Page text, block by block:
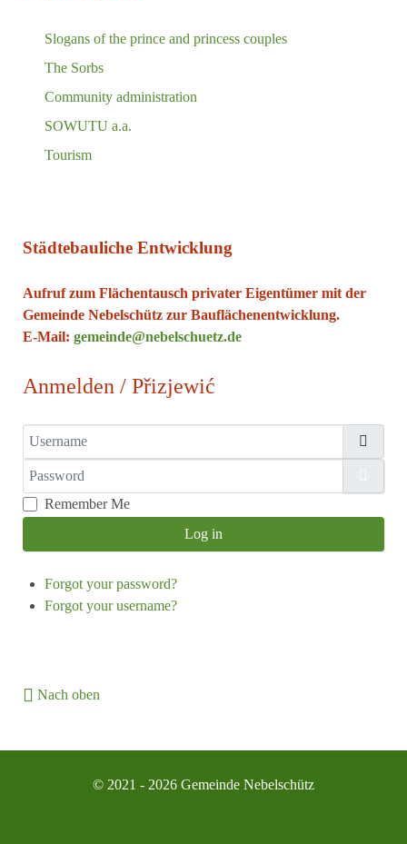
Slogans of the prince and princess couples
The Sorbs
Community administration
SOWUTU a.a.
Tourism
Städtebauliche Entwicklung
Aufruf zum Flächentausch privater Eigentümer mit der
Gemeinde Nebelschütz zur Bauflächenentwicklung.
E-Mail: gemeinde@nebelschuetz.de
Anmelden / Přizjewić
Username
Password
Remember Me
Log in
Forgot your password?
Forgot your username?
Nach oben
© 2021 - 2026 Gemeinde Nebelschütz